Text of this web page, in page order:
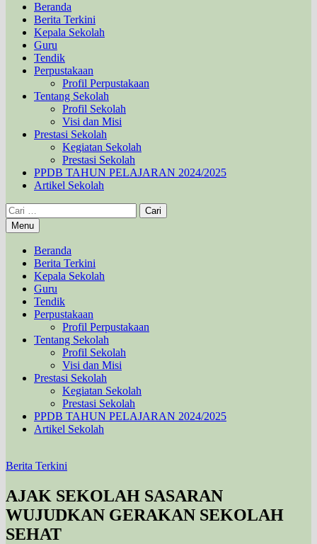
Beranda
Berita Terkini
Kepala Sekolah
Guru
Tendik
Perpustakaan
Profil Perpustakaan
Tentang Sekolah
Profil Sekolah
Visi dan Misi
Prestasi Sekolah
Kegiatan Sekolah
Prestasi Sekolah
PPDB TAHUN PELAJARAN 2024/2025
Artikel Sekolah
Cari
untuk:
Menu
Beranda
Berita Terkini
Kepala Sekolah
Guru
Tendik
Perpustakaan
Profil Perpustakaan
Tentang Sekolah
Profil Sekolah
Visi dan Misi
Prestasi Sekolah
Kegiatan Sekolah
Prestasi Sekolah
PPDB TAHUN PELAJARAN 2024/2025
Artikel Sekolah
Berita Terkini
AJAK SEKOLAH SASARAN
WUJUDKAN GERAKAN SEKOLAH
SEHAT